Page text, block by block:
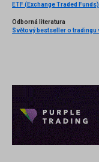
ETF (Exchange Traded Funds)
Odborná literatura